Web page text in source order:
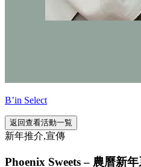
B’in Select
返回查看活動一覧
新年推介,宣傳
Phoenix Sweets – 農曆新